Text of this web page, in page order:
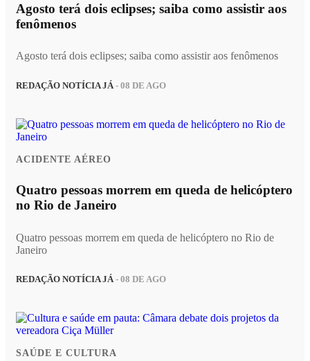
Agosto terá dois eclipses; saiba como assistir aos
fenômenos
Agosto terá dois eclipses; saiba como assistir aos fenômenos
REDAÇÃO NOTÍCIA JÁ- 08 DE AGO
ACIDENTE AÉREO
Quatro pessoas morrem em queda de helicóptero
no Rio de Janeiro
Quatro pessoas morrem em queda de helicóptero no Rio de
Janeiro
REDAÇÃO NOTÍCIA JÁ- 08 DE AGO
SAÚDE E CULTURA